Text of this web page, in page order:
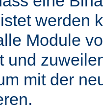
werden
Module
und
mit der